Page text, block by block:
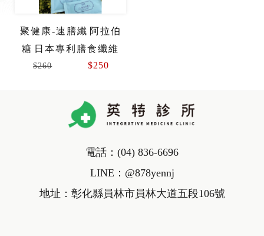
聚健康-速膳纖 阿拉伯
糖 日本專利膳食纖維
$260 $250
電話： (04) 836-6696
LINE： @878yennj
地址：彰化縣員林市員林大道五段106號